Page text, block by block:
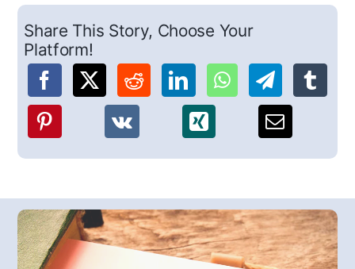
Share This Story, Choose Your
Platform!